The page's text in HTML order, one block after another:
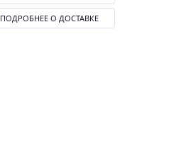
ПОДРОБНЕЕ О ДОСТАВКЕ